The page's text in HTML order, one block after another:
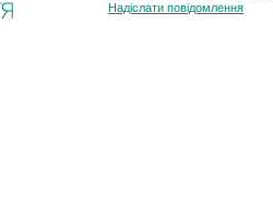
Надіслати повідомлення